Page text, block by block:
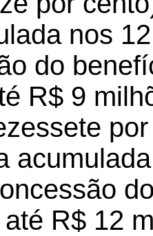
nos
do
R$ 9
R$ 12